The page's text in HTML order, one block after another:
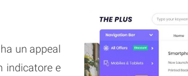
un appeal
indicatore e